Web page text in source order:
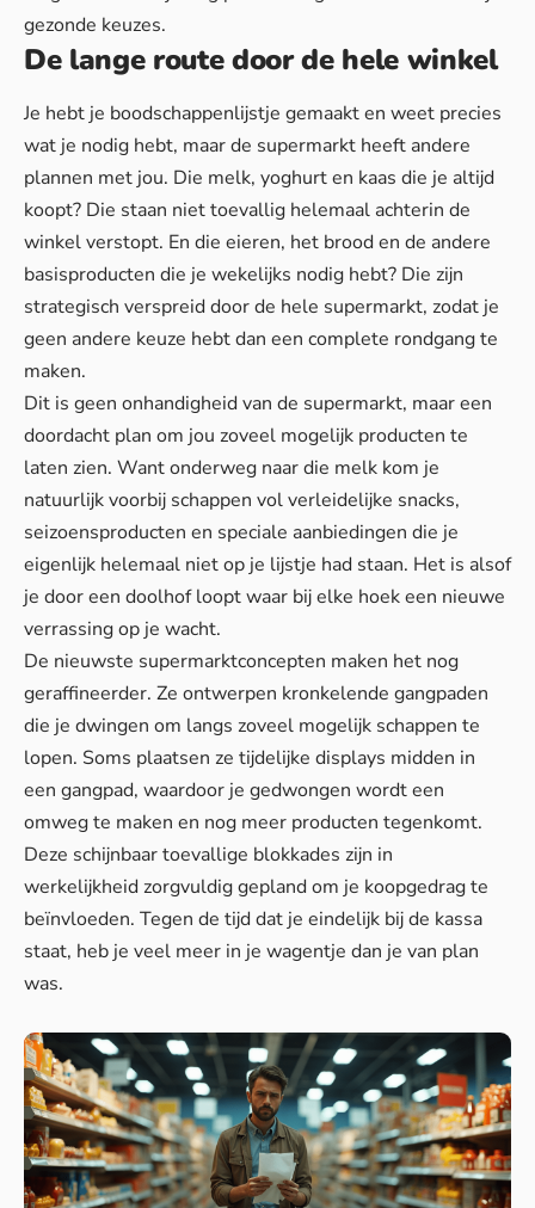
gezonde keuzes.
De lange route door de hele winkel
Je hebt je boodschappenlijstje gemaakt en weet precies
wat je nodig hebt, maar de supermarkt heeft andere
plannen met jou. Die melk, yoghurt en kaas die je altijd
koopt? Die staan niet toevallig helemaal achterin de
winkel verstopt. En die eieren, het brood en de andere
basisproducten die je wekelijks nodig hebt? Die zijn
strategisch verspreid door de hele supermarkt, zodat je
geen andere keuze hebt dan een complete rondgang te
maken.
Dit is geen onhandigheid van de supermarkt, maar een
doordacht plan om jou zoveel mogelijk producten te
laten zien. Want onderweg naar die melk kom je
natuurlijk voorbij schappen vol verleidelijke snacks,
seizoensproducten en speciale aanbiedingen die je
eigenlijk helemaal niet op je lijstje had staan. Het is alsof
je door een doolhof loopt waar bij elke hoek een nieuwe
verrassing op je wacht.
De nieuwste supermarktconcepten maken het nog
geraffineerder. Ze ontwerpen kronkelende gangpaden
die je dwingen om langs zoveel mogelijk schappen te
lopen. Soms plaatsen ze tijdelijke displays midden in
een gangpad, waardoor je gedwongen wordt een
omweg te maken en nog meer producten tegenkomt.
Deze schijnbaar toevallige blokkades zijn in
werkelijkheid zorgvuldig gepland om je koopgedrag te
beïnvloeden. Tegen de tijd dat je eindelijk bij de kassa
staat, heb je veel meer in je wagentje dan je van plan
was.